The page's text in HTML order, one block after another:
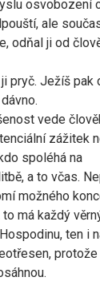
osvobození
ale
odňal ji od
pryč. Ježíš pak
vede
zážitek
spoléhá na
a to včas.
možného
má každý
ten i